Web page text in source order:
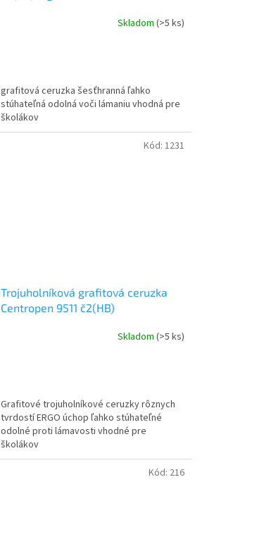
Skladom (>5 ks)
grafitová ceruzka šesťhranná ľahko
stúhateľná odolná voči lámaniu vhodná pre
školákov
Trojuholníková grafitová ceruzka
Centropen 9511 č2(HB)
Skladom (>5 ks)
Grafitové trojuholníkové ceruzky rôznych
tvrdostí ERGO úchop ľahko stúhateľné
odolné proti lámavosti vhodné pre
školákov
Kód: 1231
Kód: 216